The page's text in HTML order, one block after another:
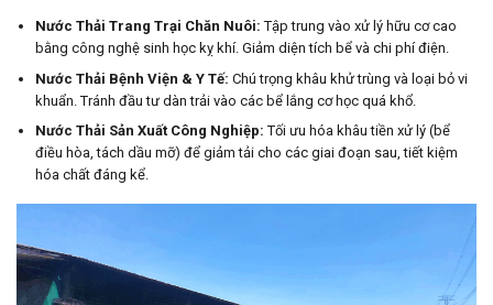
Nước Thải Trang Trại Chăn Nuôi: Tập trung vào xử lý hữu cơ cao
bằng công nghệ sinh học kỵ khí. Giảm diện tích bể và chi phí điện.
Nước Thải Bệnh Viện & Y Tế: Chú trọng khâu khử trùng và loại bỏ vi
khuẩn. Tránh đầu tư dàn trải vào các bể lắng cơ học quá khổ.
Nước Thải Sản Xuất Công Nghiệp: Tối ưu hóa khâu tiền xử lý (bể
điều hòa, tách dầu mỡ) để giảm tải cho các giai đoạn sau, tiết kiệm
hóa chất đáng kể.